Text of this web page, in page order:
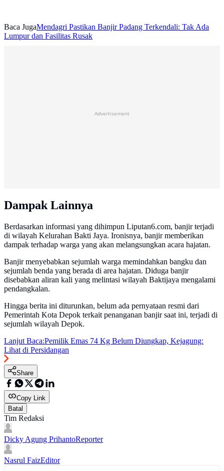
Baca JugaMendagri Pastikan Banjir Padang Terkendali: Tak Ada
Lumpur dan Fasilitas Rusak
Advertisement
Dampak Lainnya
Berdasarkan informasi yang dihimpun Liputan6.com, banjir terjadi
di wilayah Kelurahan Bakti Jaya. Ironisnya, banjir memberikan
dampak terhadap warga yang akan melangsungkan acara hajatan.
Banjir menyebabkan sejumlah warga memindahkan bangku dan
sejumlah benda yang berada di area hajatan. Diduga banjir
disebabkan aliran kali yang melintasi wilayah Baktijaya mengalami
pendangkalan.
Hingga berita ini diturunkan, belum ada pernyataan resmi dari
Pemerintah Kota Depok terkait penanganan banjir saat ini, terjadi di
sejumlah wilayah Depok.
Lanjut Baca:Pemilik Emas 74 Kg Belum Diungkap, Kejagung:
Lihat di Persidangan
Share
Copy Link
Batal
Tim Redaksi
Dicky Agung PrihantoReporter
Nasrul FaizEditor